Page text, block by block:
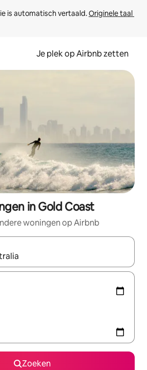
is automatisch vertaald. Originele taal
Je plek op Airbnb zetten
in Gold Coast
woningen op Airbnb
beschikbaar zijn, maak je een keuze
Zoeken